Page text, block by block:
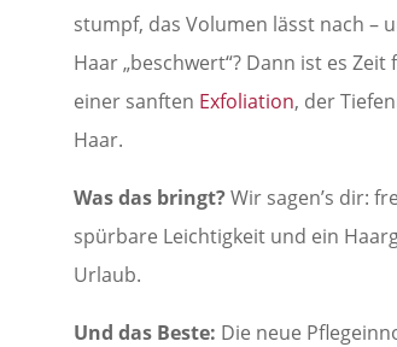
stumpf, das Volumen lässt nach –
Haar „beschwert“? Dann ist es
einer sanften Exfoliation, der
Haar.
Was das bringt?Wir sagen’s dir:
spürbare Leichtigkeit und ein
Urlaub.
Und das Beste: Die neue